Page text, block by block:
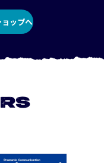
ップへ